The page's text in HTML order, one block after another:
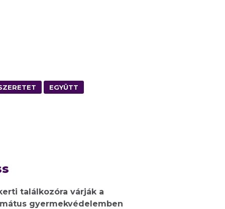
EGYÜTT
találkozóra várják a
gyermekvédelemben